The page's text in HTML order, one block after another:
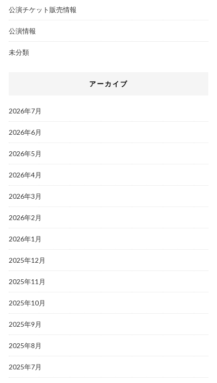
公演チケット販売情報
公演情報
未分類
アーカイブ
2026年7月
2026年6月
2026年5月
2026年4月
2026年3月
2026年2月
2026年1月
2025年12月
2025年11月
2025年10月
2025年9月
2025年8月
2025年7月